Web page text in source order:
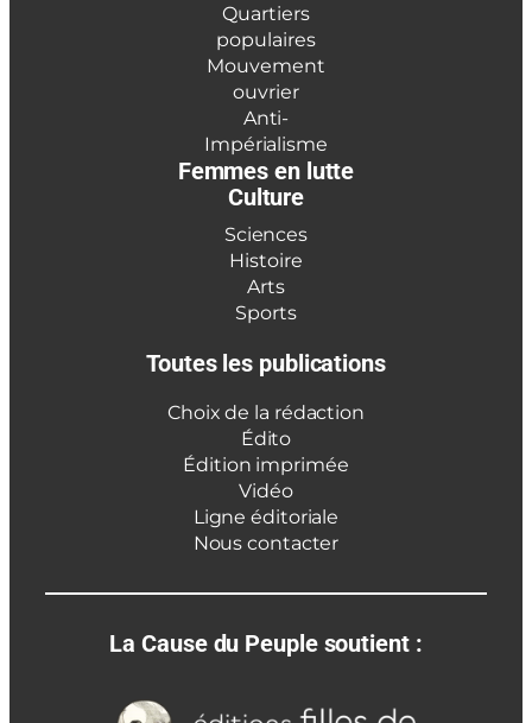
Quartiers
populaires
Mouvement
ouvrier
Anti-
Impérialisme
Femmes en lutte
Culture
Sciences
Histoire
Arts
Sports
Toutes les publications
Choix de la rédaction
Édito
Édition imprimée
Vidéo
Ligne éditoriale
Nous contacter
La Cause du Peuple soutient :